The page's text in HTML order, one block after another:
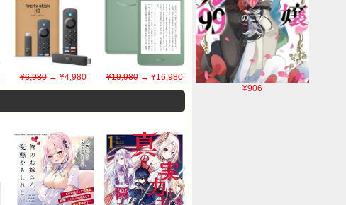
¥906
¥6,980→ ¥4,980 ¥19,980→ ¥16,980